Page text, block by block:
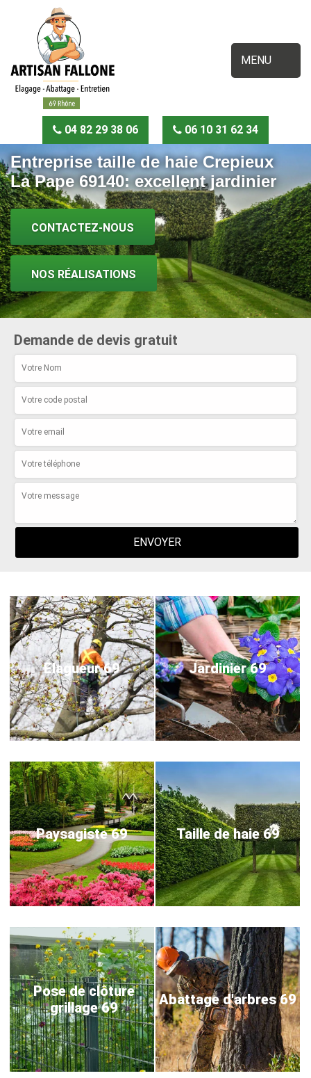
MENU
04 82 29 38 06 06 10 31 62 34
Entreprise taille de haie Crepieux
La Pape 69140: excellent jardinier
CONTACTEZ-NOUS
NOS RÉALISATIONS
Demande de devis gratuit
Elagueur 69 Jardinier 69
Paysagiste 69 Taille de haie 69
Pose de clôture
grillage 69
Abattage d'arbres 69